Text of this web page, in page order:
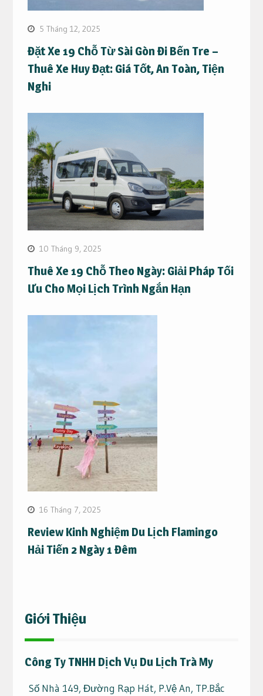
5 Tháng 12, 2025
Đặt Xe 19 Chỗ Từ Sài Gòn Đi Bến Tre –
Thuê Xe Huy Đạt: Giá Tốt, An Toàn, Tiện
Nghi
10 Tháng 9, 2025
Thuê Xe 19 Chỗ Theo Ngày: Giải Pháp Tối
Ưu Cho Mọi Lịch Trình Ngắn Hạn
16 Tháng 7, 2025
Review Kinh Nghiệm Du Lịch Flamingo
Hải Tiến 2 Ngày 1 Đêm
Giới Thiệu
Công Ty TNHH Dịch Vụ Du Lịch Trà My
Số Nhà 149, Đường Rạp Hát, P.Vệ An, TP.Bắc